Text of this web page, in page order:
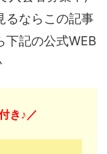
るならこの記事
下記の公式WEB
き♪／